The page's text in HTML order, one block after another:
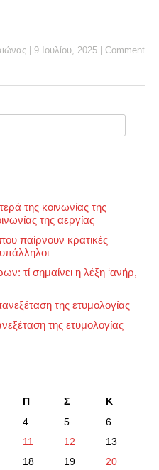
9 Ιουλίου, 2025 Comment
της κοινωνίας της
της αεργίας
παίρνουν κρατικές
υπάλληλοι
τί σημαίνει η λέξη ‘ανήρ,
της ετυμολογίας
της ετυμολογίας
Π Σ
Κ
4 5
6
11 12
13
18 19
20